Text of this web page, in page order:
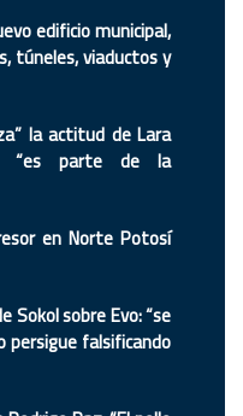
edificio municipal,
túneles, viaductos y
la actitud de Lara
“es parte de la
en Norte Potosí
Sokol sobre Evo: “se
persigue falsificando